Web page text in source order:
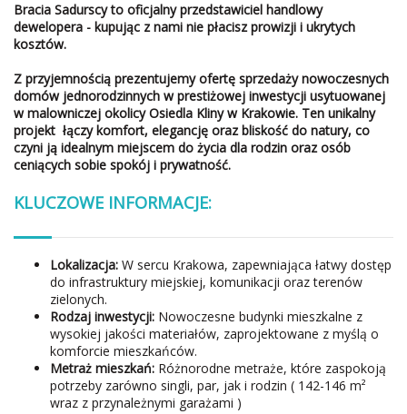
Bracia Sadurscy to oficjalny przedstawiciel handlowy
dewelopera - kupując z nami nie płacisz prowizji i ukrytych
kosztów.
Z przyjemnością prezentujemy ofertę sprzedaży nowoczesnych
domów jednorodzinnych w prestiżowej inwestycji usytuowanej
w malowniczej okolicy Osiedla Kliny w Krakowie. Ten unikalny
projekt łączy komfort, elegancję oraz bliskość do natury, co
czyni ją idealnym miejscem do życia dla rodzin oraz osób
ceniących sobie spokój i prywatność.
KLUCZOWE INFORMACJE:
Lokalizacja: W sercu Krakowa, zapewniająca łatwy dostęp
do infrastruktury miejskiej, komunikacji oraz terenów
zielonych.
Rodzaj inwestycji: Nowoczesne budynki mieszkalne z
wysokiej jakości materiałów, zaprojektowane z myślą o
komforcie mieszkańców.
Metraż mieszkań: Różnorodne metraże, które zaspokoją
potrzeby zarówno singli, par, jak i rodzin ( 142-146 m²
wraz z przynależnymi garażami )